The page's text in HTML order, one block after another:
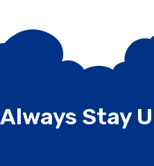
Always Stay